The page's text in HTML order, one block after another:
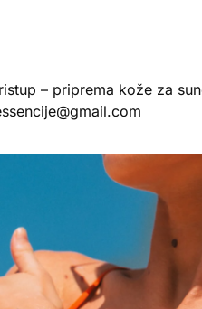
– priprema kože za